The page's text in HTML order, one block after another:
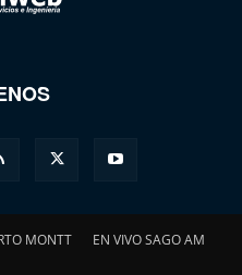
MONTT EN VIVO SAGO AM